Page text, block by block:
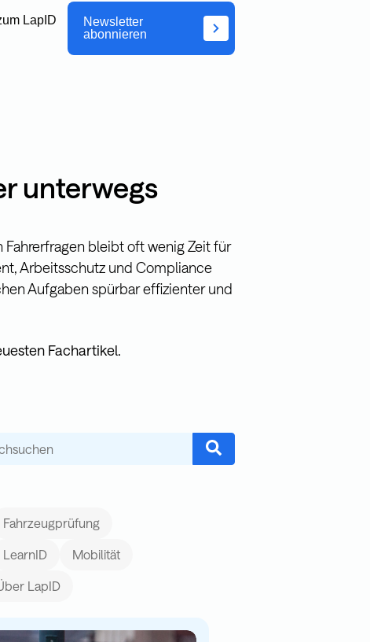
LapID
Newsletter
abonnieren
unterwegs
bleibt oft wenig Zeit für
Arbeitsschutz und Compliance
Aufgaben spürbar effizienter und
Fachartikel.
mit einer automatischen Vorschlagsfunktion.
Fahrzeugprüfung
LearnID Mobilität
LapID